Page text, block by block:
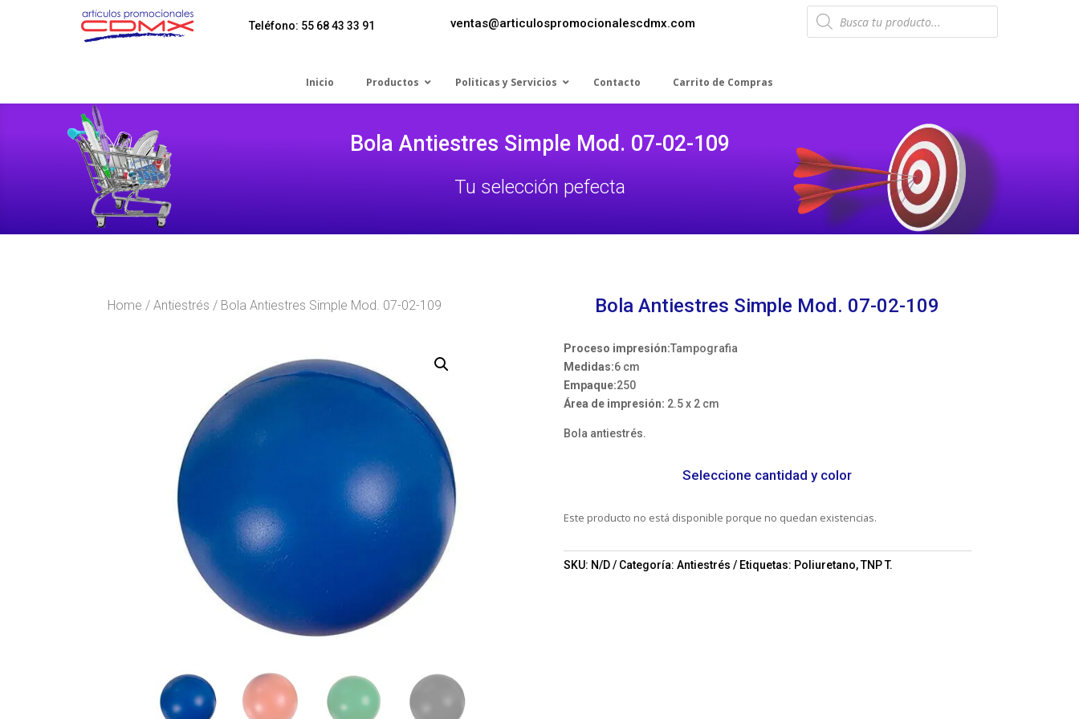
Teléfono: 55 68 43 33 91 ventas@articulospromocionalescdmx.com
Products
search
Inicio Productos Politicas y Servicios Contacto Carrito de Compras
Bola Antiestres Simple Mod. 07-02-109
Tu selección pefecta
Home /Antiestrés / Bola Antiestres Simple Mod. 07-02-109 Bola Antiestres Simple Mod. 07-02-109
Proceso impresión:Tampografia
Medidas:6 cm
Empaque:250
Área de impresión: 2.5 x 2 cm
Bola antiestrés.
Seleccione cantidad y color
Este producto no está disponible porque no quedan existencias.
SKU: N/D Categoría: Antiestrés Etiquetas: Poliuretano,TNP T.